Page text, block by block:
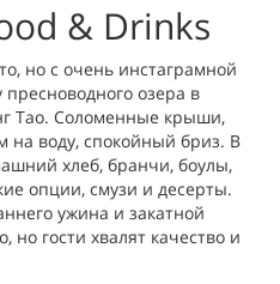
& Drinks
но с очень инстаграмной
пресноводного озера в
Тао. Соломенные крыши,
на воду, спокойный бриз. В
хлеб, бранчи, боулы,
опции, смузи и десерты.
ужина и закатной
гости хвалят качество и